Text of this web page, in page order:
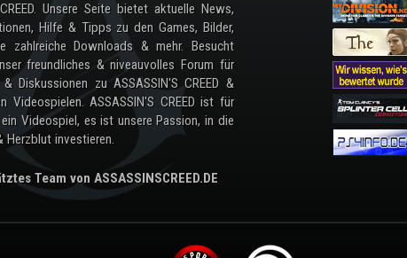
Unsere Seite bietet aktuelle News,
Hilfe & Tipps zu den Games, Bilder,
zahlreiche Downloads & mehr. Besucht
freundliches & niveauvolles Forum für
Diskussionen zu ASSASSIN'S CREED &
Videospielen. ASSASSIN'S CREED ist für
Videospiel, es ist unsere Passion, in die
Herzblut investieren.
Team von ASSASSINSCREED.DE